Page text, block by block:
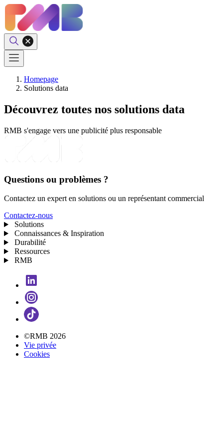
Homepage
Solutions data
Découvrez toutes nos solutions data
RMB s'engage vers une publicité plus responsable
Questions ou problèmes ?
Contactez un expert en solutions ou un représentant commercial
Contactez-nous
Solutions
Connaissances & Inspiration
Durabilité
Ressources
RMB
©RMB 2026
Vie privée
Cookies